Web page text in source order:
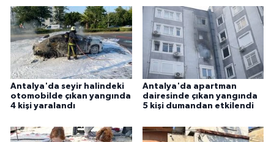
Antalya'da seyir halindeki
otomobilde çıkan yangında
4 kişi yaralandı
Antalya'da apartman
dairesinde çıkan yangında
5 kişi dumandan etkilendi